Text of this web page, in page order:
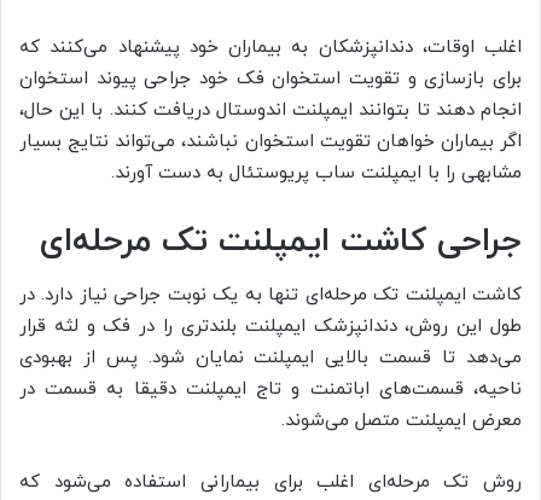
اغلب اوقات، دندانپزشکان به بیماران خود پیشنهاد می‌کنند که
برای بازسازی و تقویت استخوان فک خود جراحی پیوند استخوان
انجام دهند تا بتوانند ایمپلنت اندوستال دریافت کنند. با این حال،
اگر بیماران خواهان تقویت استخوان نباشند، می‌تواند نتایج بسیار
مشابهی را با ایمپلنت ساب پریوستئال به دست آورند.
جراحی کاشت ایمپلنت تک مرحله‌ای
کاشت ایمپلنت تک مرحله‌ای تنها به یک نوبت جراحی نیاز دارد. در
طول این روش، دندانپزشک ایمپلنت بلندتری را در فک و لثه قرار
می‌دهد تا قسمت بالایی ایمپلنت نمایان شود. پس از بهبودی
ناحیه، قسمت‌های اباتمنت و تاج ایمپلنت دقیقا به قسمت در
معرض ایمپلنت متصل می‌شوند.
روش تک مرحله‌ای اغلب برای بیمارانی استفاده می‌شود که